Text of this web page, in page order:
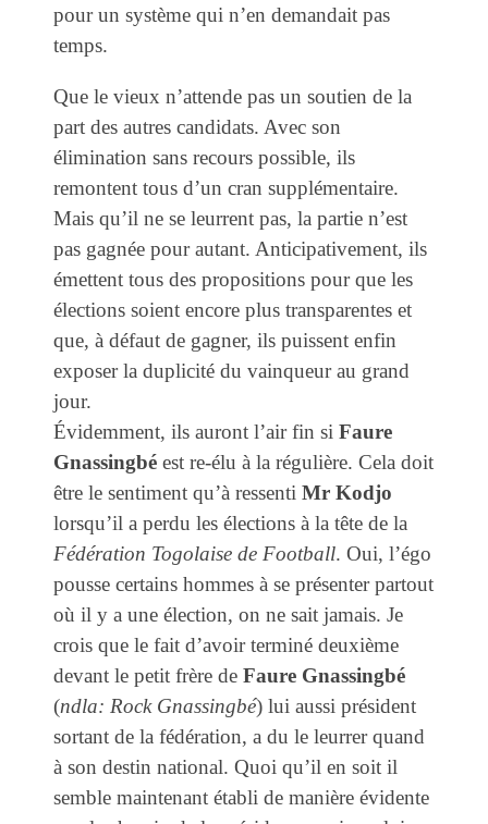
pour un système qui n’en demandait pas
temps.
Que le vieux n’attende pas un soutien de la
part des autres candidats. Avec son
élimination sans recours possible, ils
remontent tous d’un cran supplémentaire.
Mais qu’il ne se leurrent pas, la partie n’est
pas gagnée pour autant. Anticipativement, ils
émettent tous des propositions pour que les
élections soient encore plus transparentes et
que, à défaut de gagner, ils puissent enfin
exposer la duplicité du vainqueur au grand
jour.
Évidemment, ils auront l’air fin si Faure
Gnassingbé est re-élu à la régulière. Cela doit
être le sentiment qu’à ressenti Mr Kodjo
lorsqu’il a perdu les élections à la tête de la
Fédération Togolaise de Football. Oui, l’égo
pousse certains hommes à se présenter partout
où il y a une élection, on ne sait jamais. Je
crois que le fait d’avoir terminé deuxième
devant le petit frère de Faure Gnassingbé
(ndla: Rock Gnassingbé) lui aussi président
sortant de la fédération, a du le leurrer quand
à son destin national. Quoi qu’il en soit il
semble maintenant établi de manière évidente